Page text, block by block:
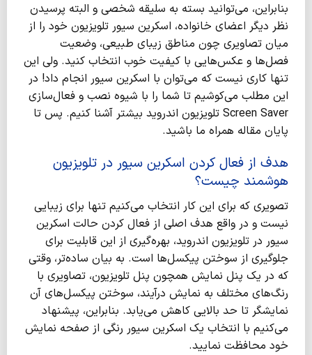
بنابراین، می‌توانید بسته به سلیقه شخصی و البته پرسیدن
نظر دیگر اعضای خانواده، اسکرین سیور تلویزیون خود را از
میان تصاویری چون مناطق زیبای طبیعی، وضعیت
فصل‌ها و عکس‌هایی با کیفیت خوب انتخاب کنید. ولی این
تنها کاری نیست که می‌توان با اسکرین سیور انجام داد! در
این مطلب می‌کوشیم تا شما را با شیوه نصب و فعال‌سازی
Screen Saver تلویزیون اندروید بیشتر آشنا کنیم. پس تا
پایان مقاله همراه ما باشید.
هدف از فعال کردن اسکرین سیور در تلویزیون
هوشمند چیست؟
تصویری که برای این کار انتخاب می‌کنیم تنها برای زیبایی
نیست و در واقع هدف اصلی از فعال کردن حالت اسکرین
سیور در تلویزیون اندروید، بهره‌گیری از این قابلیت برای
جلوگیری از سوختن پیکسل‌ها است. به بیان ساده‌تر، وقتی
که در یک پنل نمایش همچون پنل تلویزیون، تصاویری با
رنگ‌های مختلف به نمایش درآیند، سوختن پیکسل‌های آن
نمایشگر تا حد بالایی کاهش می‌یابد. بنابراین، پیشنهاد
می‌کنیم با انتخاب یک اسکرین سیور رنگی از صفحه نمایش
خود محافظت نمایید.